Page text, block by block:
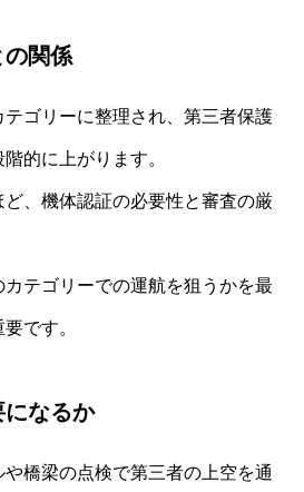
の関係
ゴリーに整理され、第三者保護
的に上がります。
、機体認証の必要性と審査の厳
テゴリーでの運航を狙うかを最
です。
になるか
橋梁の点検で第三者の上空を通